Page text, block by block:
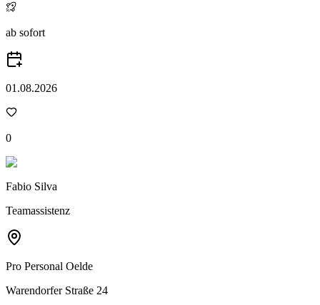
ab sofort
01.08.2026
0
Fabio Silva
Teamassistenz
Pro Personal Oelde
Warendorfer Straße 24